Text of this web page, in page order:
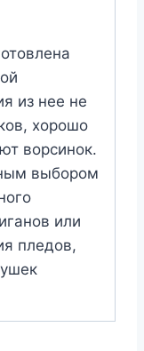
из нее не
хорошо
ворсинок.
выбором
или
пледов,